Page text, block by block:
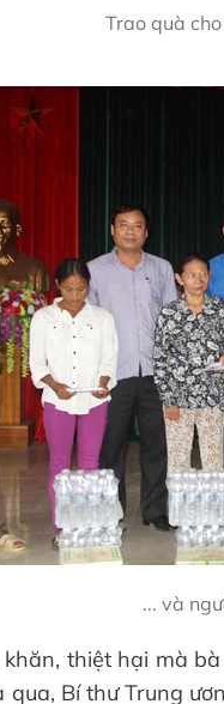
Trao quà
... và
thiệt hại mà
qua, Bí thư Trung